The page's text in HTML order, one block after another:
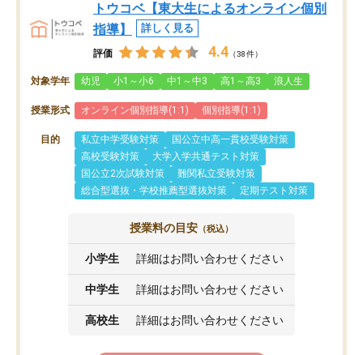
トウコベ【東大生によるオンライン個別
指導】
詳しく見る
評価 4.4 （38件）
対象学年 幼児 小1～小6 中1～中3 高1～高3 浪人生
授業形式 オンライン個別指導(1:1) 個別指導(1:1)
目的 私立中学受験対策
国公立中高一貫校受験対策
高校受験対策
大学入学共通テスト対策
国公立2次試験対策
難関私立受験対策
総合型選抜・学校推薦型選抜対策
定期テスト対策
授業料の目安 （税込）
小学生 詳細はお問い合わせください
中学生 詳細はお問い合わせください
高校生 詳細はお問い合わせください